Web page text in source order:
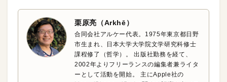
栗原亮（Arkhē）
合同会社アルケー代表。1975年東京都日野
市生まれ、日本大学大学院文学研究科修士
課程修了（哲学）。 出版社勤務を経て、
2002年よりフリーランスの編集者兼ライタ
ーとして活動を開始。 主にApple社の